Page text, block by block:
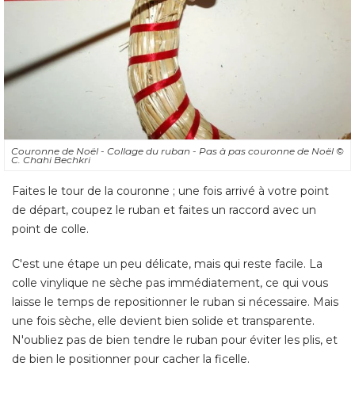
Couronne de Noël - Collage du ruban - Pas à pas couronne de Noël ©
C. Chahi Bechkri
Faites le tour de la couronne ; une fois arrivé à votre point
de départ, coupez le ruban et faites un raccord avec un
point de colle.
C'est une étape un peu délicate, mais qui reste facile. La
colle vinylique ne sèche pas immédiatement, ce qui vous
laisse le temps de repositionner le ruban si nécessaire. Mais
une fois sèche, elle devient bien solide et transparente.
N'oubliez pas de bien tendre le ruban pour éviter les plis, et
de bien le positionner pour cacher la ficelle.